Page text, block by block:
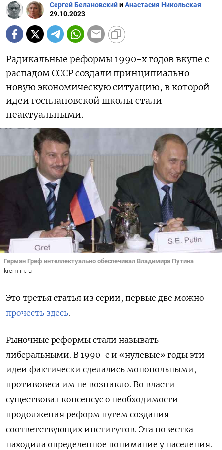
Сергей БелановскийиАнастасия Никольская
29.10.2023
Радикальные реформы 1990-х годов вкупе с
распадом СССР создали принципиально
новую экономическую ситуацию, в которой
идеи госплановской школы стали
неактуальными.
Герман Греф интеллектуально обеспечивал Владимира Путина
kremlin.ru
Это третья статья из серии, первые две можно
прочесть здесь.
Рыночные реформы стали называть
либеральными. В 1990-е и «нулевые» годы эти
идеи фактически сделались монопольными,
противовеса им не возникло. Во власти
существовал консенсус о необходимости
продолжения реформ путем создания
соответствующих институтов. Эта повестка
находила определенное понимание у населения.